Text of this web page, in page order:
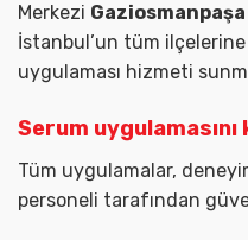
Merkezi Gaziosmanpaşa
İstanbul’un tüm
uygulaması hizmeti
Serum
Tüm uygulamalar,
personeli tarafından